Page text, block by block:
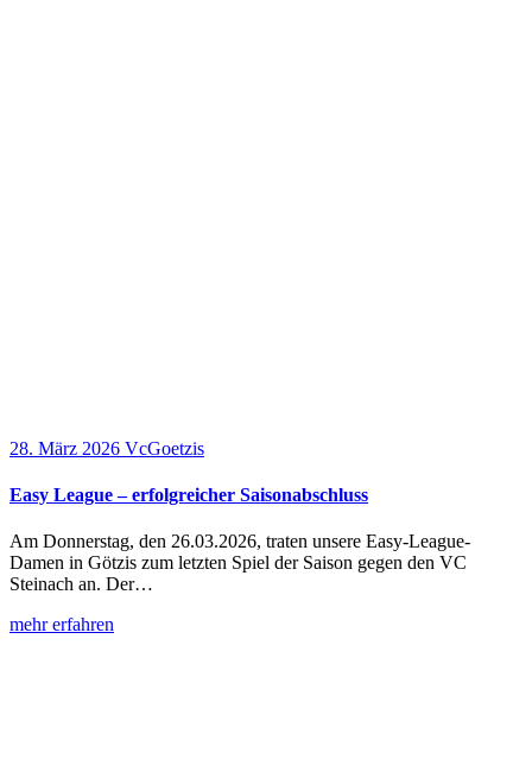
28. März 2026 VcGoetzis
Easy League – erfolgreicher Saisonabschluss
Am Donnerstag, den 26.03.2026, traten unsere Easy-League-
Damen in Götzis zum letzten Spiel der Saison gegen den VC
Steinach an. Der…
mehr erfahren